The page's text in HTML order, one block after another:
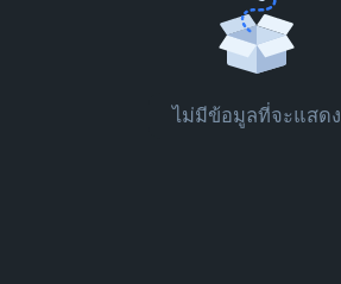
ไม่มีข้อมูลที่จะแสดง